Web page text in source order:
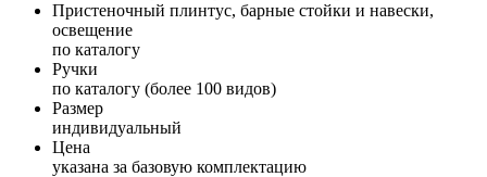
Пристеночный плинтус, барные стойки и навески,
освещение
по каталогу
Ручки
по каталогу (более 100 видов)
Размер
индивидуальный
Цена
указана за базовую комплектацию